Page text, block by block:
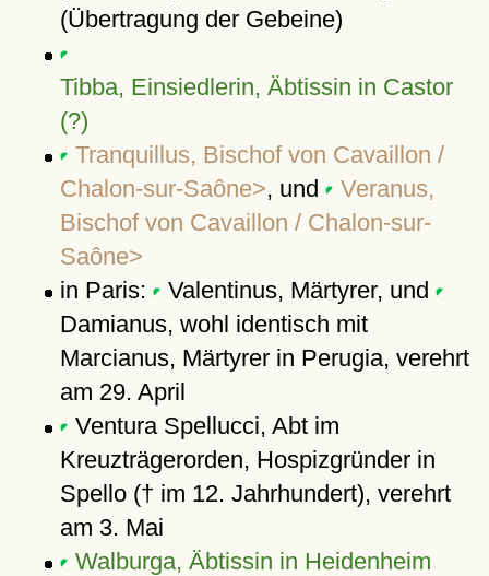
(Übertragung der Gebeine)
Tibba, Einsiedlerin, Äbtissin in Castor
(?)
Tranquillus, Bischof von Cavaillon /
Chalon-sur-Saône>, und
Veranus,
Bischof von Cavaillon / Chalon-sur-
Saône>
in Paris:
Valentinus, Märtyrer, und
Damianus, wohl identisch mit
Marcianus, Märtyrer in Perugia, verehrt
am 29. April
Ventura Spellucci, Abt im
Kreuzträgerorden, Hospizgründer in
Spello († im 12. Jahrhundert), verehrt
am 3. Mai
Walburga, Äbtissin in Heidenheim